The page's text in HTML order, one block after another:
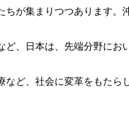
が集まりつつあります。
、日本は、先端分野にお
ど、社会に変革をもたら